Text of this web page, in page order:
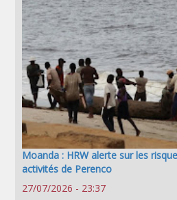
Moanda : HRW alerte sur les
activités de Perenco
27/07/2026 - 23:37